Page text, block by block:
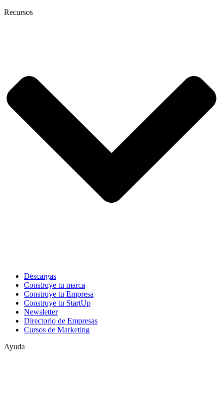
Recursos
Descargas
Construye tu marca
Construye tu Empresa
Construye tu StartUp
Newsletter
Directorio de Empresas
Cursos de Marketing
Ayuda